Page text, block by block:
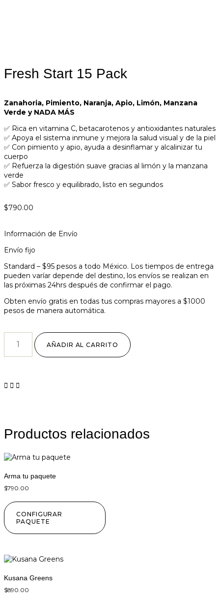
Fresh Start 15 Pack
Zanahoria, Pimiento, Naranja, Apio, Limón, Manzana
Verde y NADA MÁS
✅ Rica en vitamina C, betacarotenos y antioxidantes naturales
✅ Apoya el sistema inmune y mejora la salud visual y de la piel
✅ Con pimiento y apio, ayuda a desinflamar y alcalinizar tu
cuerpo
✅ Refuerza la digestión suave gracias al limón y la manzana
verde
✅ Sabor fresco y equilibrado, listo en segundos
$790.00
Información de Envío
Envío fijo
Standard – $95 pesos a todo México. Los tiempos de entrega
pueden varíar depende del destino, los envíos se realizan en
las próximas 24hrs después de confirmar el pago.
Obten envío gratis en todas tus compras mayores a $1000
pesos de manera automática.
AÑADIR AL CARRITO
Productos relacionados
Arma tu paquete
$790.00
CONFIGURAR
PAQUETE
Kusana Greens
$890.00